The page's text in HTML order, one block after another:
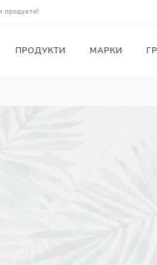
продукти!
ПРОДУКТИ МАРКИ